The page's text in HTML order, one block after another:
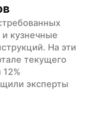
и кузнечные
На эти
текущего
эксперты